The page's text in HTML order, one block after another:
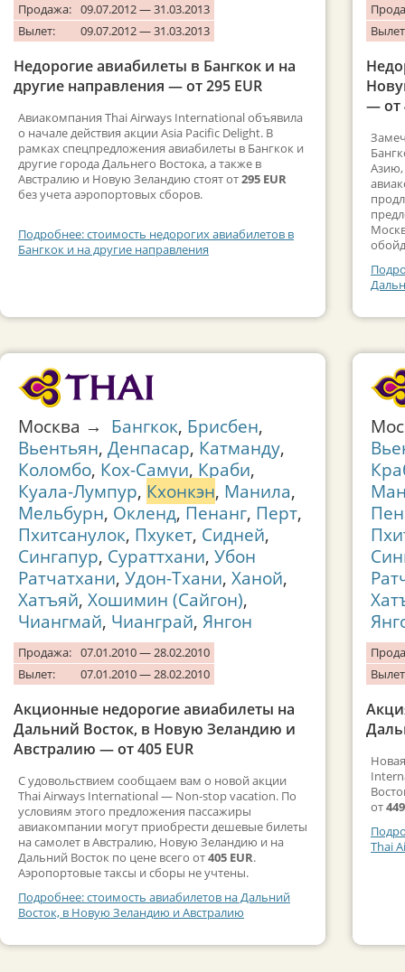
Продажа: 09.07.2012 — 31.03.2013
Вылет:
09.07.2012 — 31.03.2013
Недорогие авиабилеты в Бангкок и на
другие направления — от 295 EUR
Авиакомпания Thai Airways International объявила
о начале действия акции Asia Pacific Delight. В
рамках спецпредложения авиабилеты в Бангкок и
другие города Дальнего Востока, а также в
Австралию и Новую Зеландию стоят от295 EUR
без учета аэропортовых сборов.
Подробнее: стоимость недорогих авиабилетов в
Бангкок и на другие направления
Москва → Бангкок, Брисбен,
Вьентьян, Денпасар, Катманду,
Коломбо, Кох-Самуи, Краби,
Куала-Лумпур, Кхонкэн, Манила,
Мельбурн, Окленд, Пенанг, Перт,
Пхитсанулок, Пхукет, Сидней,
Сингапур, Сураттхани, Убон
Ратчатхани, Удон-Тхани, Ханой,
Хатъяй, Хошимин (Сайгон),
Чиангмай, Чианграй, Янгон
Продажа: 07.01.2010 — 28.02.2010
Вылет:
07.01.2010 — 28.02.2010
Акционные недорогие авиабилеты на
Дальний Восток, в Новую Зеландию и
Австралию — от 405 EUR
С удовольствием сообщаем вам о новой акции
Thai Airways International — Non-stop vacation. По
условиям этого предложения пассажиры
авиакомпании могут приобрести дешевые билеты
на самолет в Австралию, Новую Зеландию и на
Дальний Восток по цене всего от405 EUR.
Аэропортовые таксы и сборы не учтены.
Подробнее: стоимость авиабилетов на Дальний
Восток, в Новую Зеландию и Австралию
— от
от
Thai